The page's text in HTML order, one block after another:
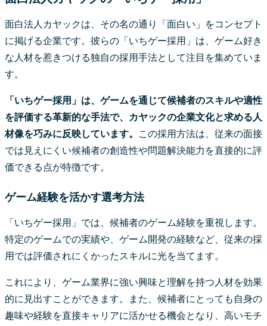
面白法人カヤックは、その名の通り「面白い」をコンセプト
に掲げる企業です。彼らの「いちゲー採用」は、ゲーム好き
な人材を惹きつける独自の採用手法として注目を集めていま
す。
「いちゲー採用」は、ゲームを通じて候補者のスキルや適性
を評価する革新的な手法で、カヤックの企業文化と求める人
材像を巧みに反映しています。
この採用方法は、従来の面接
では見えにくい候補者の創造性や問題解決能力を直接的に評
価できる点が特徴です。
ゲーム経験を活かす選考方法
「いちゲー採用」では、候補者のゲーム経験を重視します。
特定のゲームでの実績や、ゲーム開発の経験など、従来の採
用では評価されにくかったスキルに光を当てます。
これにより、ゲーム業界に強い興味と理解を持つ人材を効果
的に見出すことができます。また、候補者にとっても自身の
趣味や経験を直接キャリアに活かせる機会となり、高いモチ